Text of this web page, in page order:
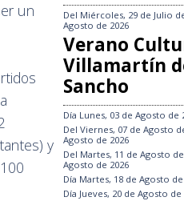
un
y
Del Miércoles, 29 de Julio
Agosto de 2026
Verano
Villamartín
Sancho
Día Lunes, 03 de Agosto de
Del Viernes, 07 de Agosto
Agosto de 2026
Del Martes, 11 de Agosto
Agosto de 2026
Día Martes, 18 de Agosto de
Día Jueves, 20 de Agosto de